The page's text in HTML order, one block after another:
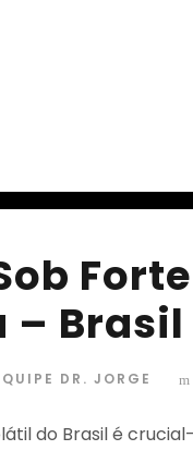
– Brasil
DR. JORGE
do Brasil é